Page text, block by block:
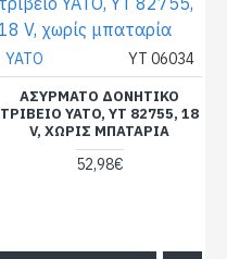
YATO YT 06034
ΑΣΥΡΜΑΤΟ ΔΟΝΗΤΙΚΌ
ΤΡΙΒΕΊΟ YATO, YT 82755, 18
V, ΧΩΡΊΣ ΜΠΑΤΑΡΊΑ
52,98€